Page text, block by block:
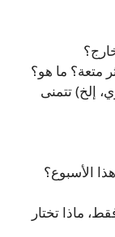
إلخ) تتمنى
ماذا تختار